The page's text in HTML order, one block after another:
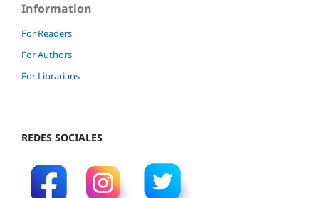
Information
For Readers
For Authors
For Librarians
REDES SOCIALES